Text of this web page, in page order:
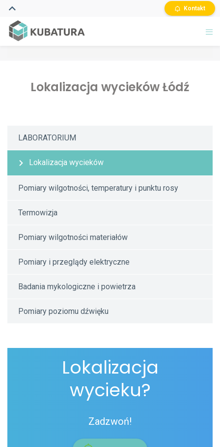
Kontakt
Lokalizacja wycieków Łódź
LABORATORIUM
Lokalizacja wycieków
Pomiary wilgotności, temperatury i punktu rosy
Termowizja
Pomiary wilgotności materiałów
Pomiary i przeglądy elektryczne
Badania mykologiczne i powietrza
Pomiary poziomu dźwięku
Lokalizacja
wycieku?
Zadzwoń!